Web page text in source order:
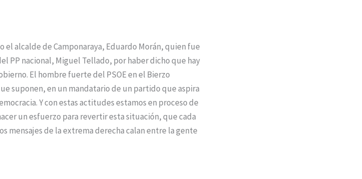
alcalde de Camponaraya, Eduardo Morán, quien fue
PP nacional, Miguel Tellado, por haber dicho que hay
El hombre fuerte del PSOE en el Bierzo
suponen, en un mandatario de un partido que aspira
Y con estas actitudes estamos en proceso de
un esfuerzo para revertir esta situación, que cada
mensajes de la extrema derecha calan entre la gente